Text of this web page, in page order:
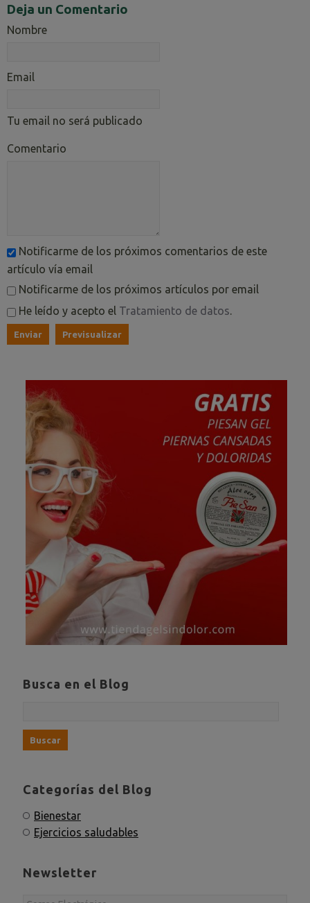
Busca en el Blog
Categorías del Blog
Bienestar
Ejercicios saludables
Newsletter
Deja un Comentario
Nombre
Email
Tu email no será publicado
Comentario
Notificarme de los próximos comentarios de este
artículo vía email
Notificarme de los próximos artículos por email
He leído y acepto el Tratamiento de datos.